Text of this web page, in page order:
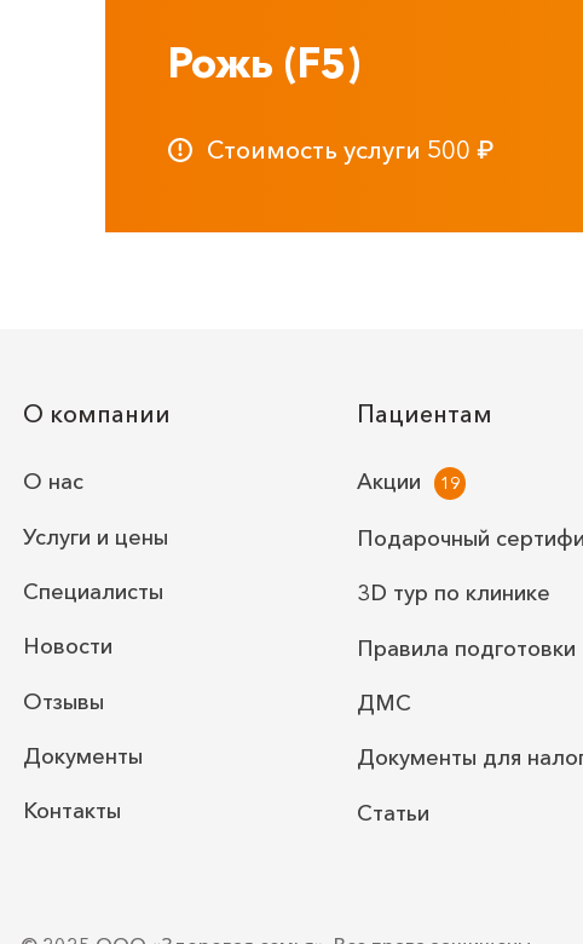
Рожь (F5)
Стоимость услуги 500 ₽
О компании
О нас
Услуги и цены
Специалисты
Новости
Отзывы
Документы
Контакты
Пациентам
Акции
Подарочный
3D тур по клинике
Правила подготовки
ДМС
Документы для
Статьи